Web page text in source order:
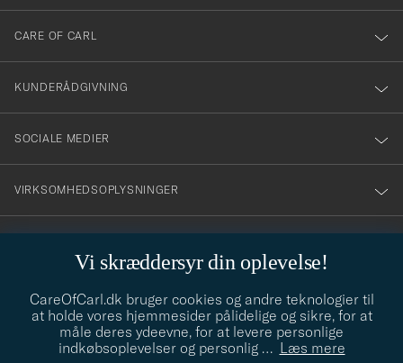
Vi skræddersyr din oplevelse!
CareOfCarl.dk bruger cookies og andre teknologier til
at holde vores hjemmesider pålidelige og sikre, for at
måle deres ydeevne, for at levere personlige
indkøbsoplevelser og personlig … Læs mere
dig
till
vårt
nyhetsbrev!
CARE OF CARL
KUNDERÅDGIVNING
SOCIALE MEDIER
VIRKSOMHEDSOPLYSNINGER
info@careofcarl.dk
Behøver du hjælp til at finde din stil? Lad os hjælpe dig, vi hjælper
gerne til!
STILRÅD